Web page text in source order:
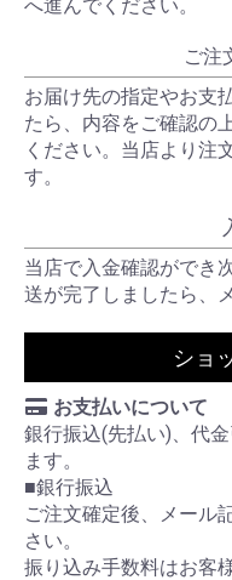
へ進んでください。
ご注
お届け先の指定やお支
たら、内容をご確認の
ください。当店より注
す。
当店で入金確認ができ
送が完了しましたら、
ショ
お支払いについて
銀行振込(先払い)、代
ます。
■銀行振込
ご注文確定後、メール
さい。
振り込み手数料はお客